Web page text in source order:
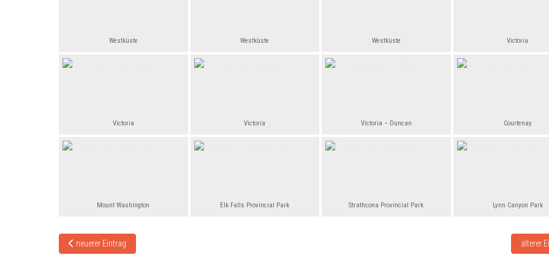
Westküste Westküste Westküste Victoria
Victoria Victoria Victoria – Duncan Courtenay
Mount Washington Elk Falls Provincial Park Strathcona Provincial Park Lynn Canyon Park
Vorheriger Beitrag: Lars in Neuseeland
neuerer Eintrag älterer